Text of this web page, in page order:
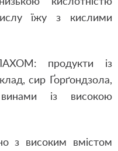
їжу з кислими
продукти із
сир Ґорґондзола,
із високою
з високим вмістом